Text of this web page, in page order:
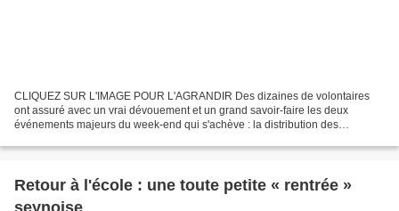
CLIQUEZ SUR L'IMAGE POUR L'AGRANDIR Des dizaines de volontaires
ont assuré avec un vrai dévouement et un grand savoir-faire les deux
événements majeurs du week-end qui s'achève : la distribution des
Retour à l'école : une toute petite « rentrée »
seynoise